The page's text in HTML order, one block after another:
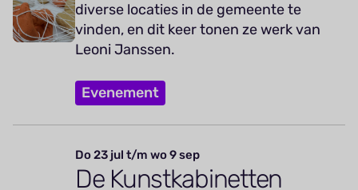
diverse locaties in de gemeente te
vinden, en dit keer tonen ze werk van
Leoni Janssen.
Evenement
Do 23 jul t/m wo 9 sep
De Kunstkabinetten